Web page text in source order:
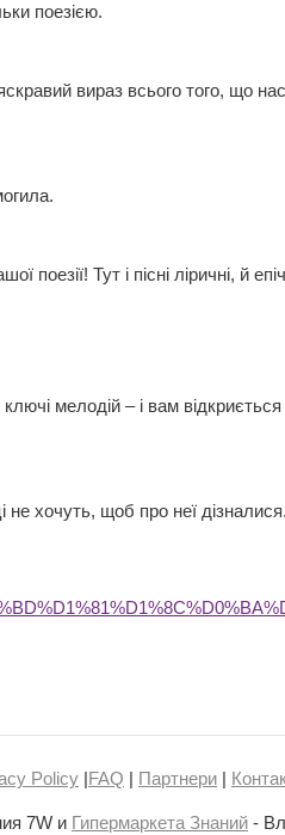
поезією.
вираз всього того, що
Тут і пісні ліричні, й
мелодій – і вам
не хочуть, щоб про неї дізналися.
Policy |FAQ | Партнери |
7W и Гипермаркета Знаний -